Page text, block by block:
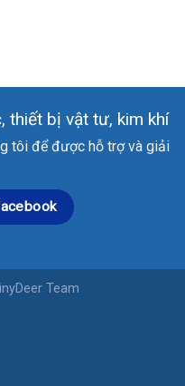
thiết bị vật tư, kim khí
tôi để được hỗ trợ và giải
Team